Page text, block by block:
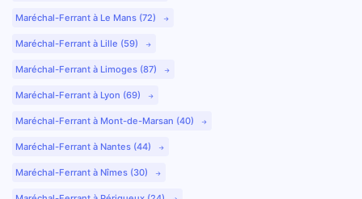
Maréchal-Ferrant à Le Mans (72)
Maréchal-Ferrant à Lille (59)
Maréchal-Ferrant à Limoges (87)
Maréchal-Ferrant à Lyon (69)
Maréchal-Ferrant à Mont-de-Marsan (40)
Maréchal-Ferrant à Nantes (44)
Maréchal-Ferrant à Nîmes (30)